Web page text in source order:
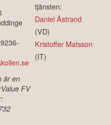
är en
FV
tjänsten:
Daniel Åstrand
(VD)
Kristoffer Matsson
(IT)